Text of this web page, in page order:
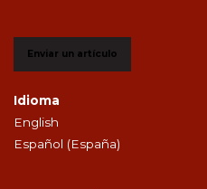
Enviar un artículo
Idioma
English
Español (España)